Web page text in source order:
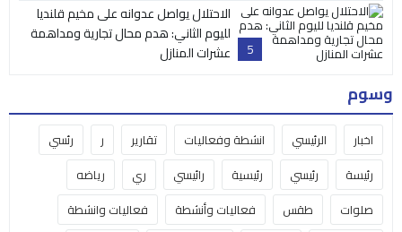
5
الاحتلال يواصل عدوانه على مخيم قلنديا
لليوم الثاني: هدم محال تجارية ومداهمة
عشرات المنازل
وسوم
اخبار الرئيسي انشطة وفعاليات تقارير ر
رئسي
رئيسة
رئيسي رئيسية رائيسي ري
رياضه
صلوات
طقس فعاليات وأنشطة
فعاليات وانشطة